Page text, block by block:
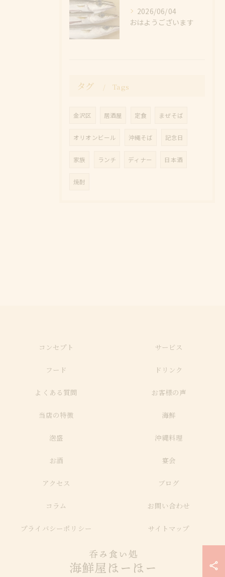
2026/06/04
おはようございます
タグ Tags
金沢区 居酒屋 定食 まぜそば
オリオンビール 沖縄そば 記念日
家族 ランチ ディナー 日本酒
焼酎
コンセプト サービス
フード ドリンク
よくある質問 お客様の声
当店の特徴 海鮮
泡盛 沖縄料理
お酒 宴会
アクセス ブログ
コラム お問い合わせ
プライバシーポリシー サイトマップ